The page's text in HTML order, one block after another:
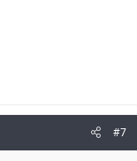
#7